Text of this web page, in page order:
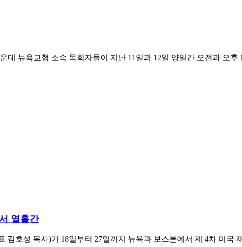
데 뉴욕교협 소속 목회자들이 지난 11일과 12일 양일간 오전과 오
열흘간
호성 목사)가 18일부터 27일까지 뉴욕과 보스톤에서 제 4차 미국